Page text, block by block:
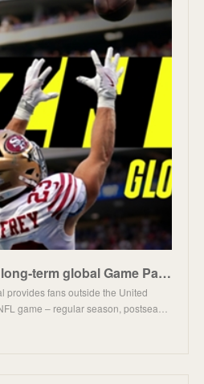
DAZN and NFL sign long-term global Game Pass International deal from 2023 season | DAZN News UK
provides fans outside the United
game – regular season, postsea…